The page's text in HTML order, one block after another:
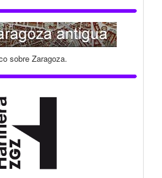
sobre Zaragoza.